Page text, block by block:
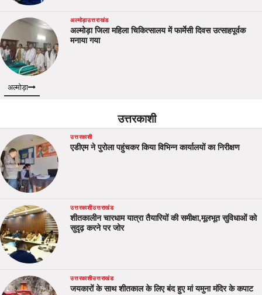
अल्मोड़ाउत्तराखंड
अल्मोड़ा जिला महिला चिकित्सालय में फार्मेसी दिवस उत्साहपूर्वक
मनाया गया
अल्मोड़ा
उत्तरकाशी
उत्तरकाशी
एडीएम ने पुरोला पहुंचकर किया विभिन्न कार्यालयों का निरीक्षण
उत्तरकाशीउत्तराखंड
शीतकालीन चारधाम यात्रा तैयारियों की समीक्षा,मूलभूत सुविधाओं को
सुदृढ़ करने पर जोर
उत्तरकाशीउत्तराखंड
जयकारों के साथ शीतकाल के लिए बंद हुए मां यमुना मंदिर के कपाट